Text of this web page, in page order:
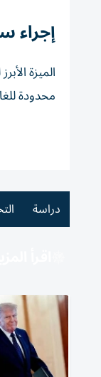
إجراء
الميزة
محدودة
دراسة